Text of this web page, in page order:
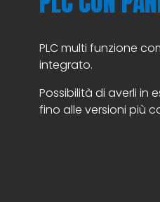
PLC multi funzione
integrato.
Possibilità di averli in
fino alle versioni più